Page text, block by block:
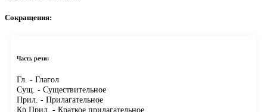
Сокращения:
Часть речи:
Гл. - Глагол
Сущ. - Существительное
Прил. - Прилагательное
Кр.Прил. - Краткое прилагательное